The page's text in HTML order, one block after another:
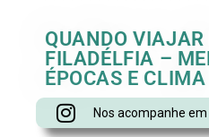
QUANDO VIAJAR
FILADÉLFIA –
ÉPOCAS E CLIMA
Nos acompanhe